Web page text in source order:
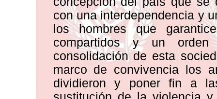
con una interdependencia y
los hombres que
compartidos y un
consolidación de esta
marco de convivencia los
dividieron y poner fin a